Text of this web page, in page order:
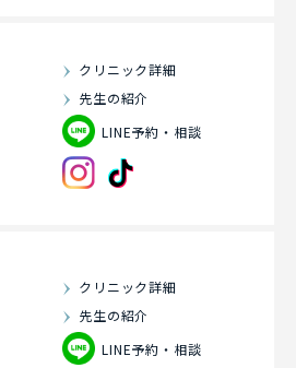
クリニック詳細
先生の紹介
LINE予約・相談
クリニック詳細
先生の紹介
LINE予約・相談